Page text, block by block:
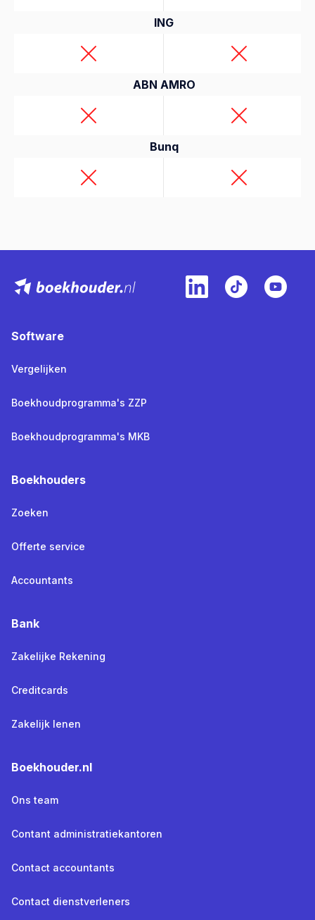
ING
ABN AMRO
Bunq
Software
Vergelijken
Boekhoudprogramma's ZZP
Boekhoudprogramma's MKB
Boekhouders
Zoeken
Offerte service
Accountants
Bank
Zakelijke Rekening
Creditcards
Zakelijk lenen
Boekhouder.nl
Ons team
Contant administratiekantoren
Contact accountants
Contact dienstverleners